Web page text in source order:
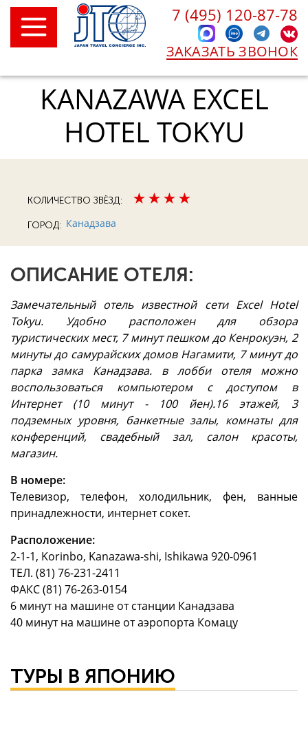
7 (495) 120-87-78
ЗАКАЗАТЬ ЗВОНОК
KANAZAWA EXCEL
HOTEL TOKYU
КОЛИЧЕСТВО ЗВЁЗД:
ГОРОД: Канадзава
ОПИСАНИЕ ОТЕЛЯ:
Замечательный отель известной сети Excel Hotel
Tokyu. Удобно расположен для обзора
туристических мест, 7 минут пешком до Кенрокуэн, 2
минуты до самурайских домов Нагамити, 7 минут до
парка замка Канадзава. в лобби отеля можно
воспользоваться компьютером с доступом в
Интернет (10 минут - 100 йен).16 этажей, 3
подземных уровня, банкетные залы, комнаты для
конференций, свадебный зал, салон красоты,
магазин.
В номере:
Телевизор, телефон, холодильник, фен, ванные
принадлежности, интернет сокет.
Расположение:
2-1-1, Korinbo, Kanazawa-shi, Ishikawa 920-0961
ТЕЛ. (81) 76-231-2411
ФАКС (81) 76-263-0154
6 минут на машине от станции Канадзава
40 минут на машине от аэропорта Комацу
ТУРЫ В ЯПОНИЮ